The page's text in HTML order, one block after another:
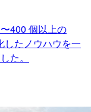
400 個以上の
したノウハウを一
た。